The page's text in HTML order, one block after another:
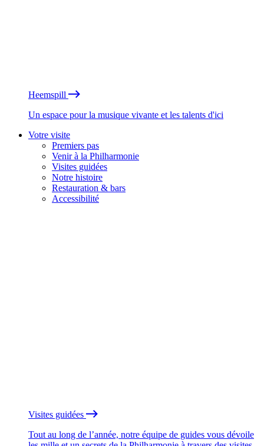
Heemspill
Un espace pour la musique vivante et les talents d'ici
Votre visite
Premiers pas
Venir à la Philharmonie
Visites guidées
Notre histoire
Restauration & bars
Accessibilité
Visites guidées
Tout au long de l’année, notre équipe de guides vous dévoile